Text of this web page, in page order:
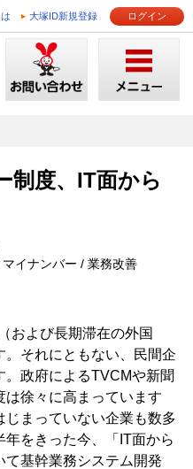
大塚ID新規登録 ログイン
制度、IT面から
イナンバー / 業務改善
および長期滞在の外国
。それにともない、民間企
政府によるTVCMや新聞
徐々に高まっています
まっていない企業も数多
年をきった今、「IT面から
基幹業務システム開発